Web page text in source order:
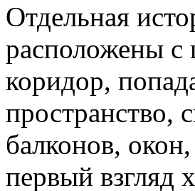
Отдельная
расположены с
коридор,
пространство,
балконов,
первый взгляд